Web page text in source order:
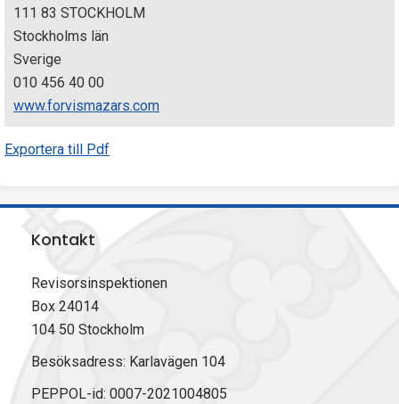
111 83 STOCKHOLM
Stockholms län
Sverige
010 456 40 00
www.forvismazars.com
Exportera till Pdf
Kontakt
Revisorsinspektionen
Box 24014
104 50 Stockholm
Besöksadress: Karlavägen 104
PEPPOL-id: 0007-2021004805